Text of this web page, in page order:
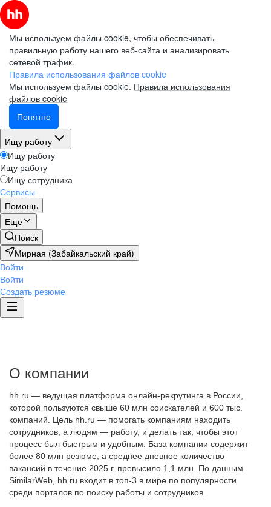
Мы используем файлы cookie, чтобы обеспечивать
правильную работу нашего веб-сайта и анализировать
сетевой трафик.
Правила использования файлов cookie
Мы используем файлы cookie. Правила использования
файлов cookie
Понятно
Ищу работу
Ищу работу
Ищу работу
Ищу сотрудника
Сервисы
Помощь
Ещё
Поиск
Мирная (Забайкальский край)
Войти
Войти
Создать резюме
О компании
hh.ru — ведущая платформа онлайн-рекрутинга в России,
которой пользуются свыше 60 млн соискателей и 600 тыс.
компаний. Цель hh.ru — помогать компаниям находить
сотрудников, а людям — работу, и делать так, чтобы этот
процесс был быстрым и удобным. База компании содержит
более 80 млн резюме, а среднее дневное количество
вакансий в течение 2025 г. превысило 1,1 млн. По данным
SimilarWeb, hh.ru входит в топ-3 в мире по популярности
среди порталов по поиску работы и сотрудников.